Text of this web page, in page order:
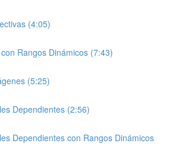
(4:05)
Rangos Dinámicos (7:43)
(5:25)
Dependientes (2:56)
Dependientes con Rangos Dinámicos